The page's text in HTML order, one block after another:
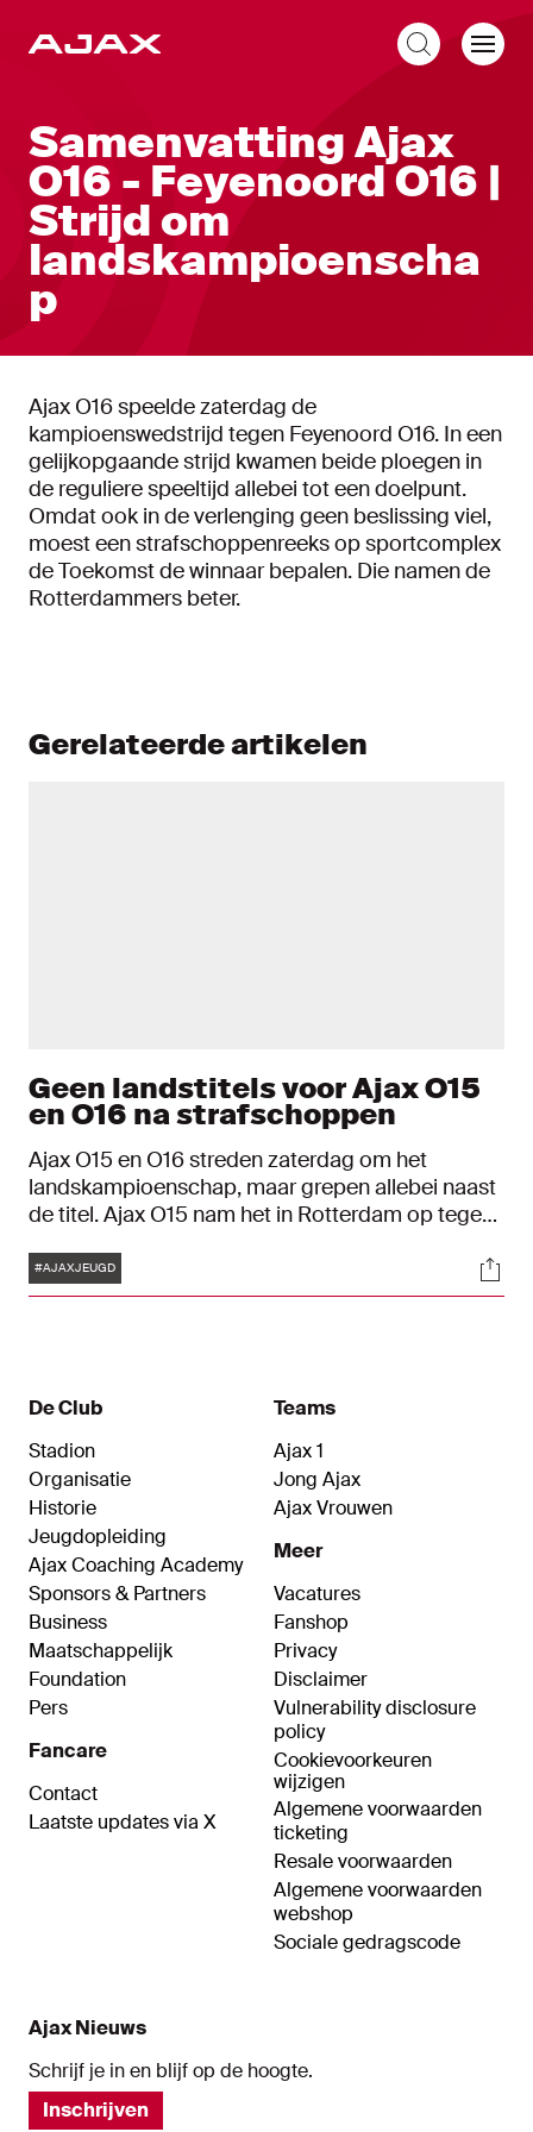
Samenvatting Ajax
O16 - Feyenoord O16 |
Strijd om
landskampioenscha
p
Ajax O16 speelde zaterdag de
kampioenswedstrijd tegen Feyenoord O16. In een
gelijkopgaande strijd kwamen beide ploegen in
de reguliere speeltijd allebei tot een doelpunt.
Omdat ook in de verlenging geen beslissing viel,
moest een strafschoppenreeks op sportcomplex
de Toekomst de winnaar bepalen. Die namen de
Rotterdammers beter.
Gerelateerde artikelen
Geen landstitels voor Ajax O15
en O16 na strafschoppen
Ajax O15 en O16 streden zaterdag om het
landskampioenschap, maar grepen allebei naast
de titel. Ajax O15 nam het in Rotterdam op tegen
O16 op sportcomplex De Toekomst ook
tegenover de Rotterdammers stond. Verder
Tags
#AJAXJEUGD
De Club
Stadion
Organisatie
Historie
Jeugdopleiding
Ajax Coaching Academy
Sponsors & Partners
Business
Maatschappelijk
Foundation
Pers
Fancare
Contact
Laatste updates via X
Teams
Ajax 1
Jong Ajax
Ajax Vrouwen
Meer
Vacatures
Fanshop
Privacy
Disclaimer
Vulnerability disclosure
policy
Cookievoorkeuren
wijzigen
Algemene voorwaarden
ticketing
Resale voorwaarden
Algemene voorwaarden
webshop
Sociale gedragscode
Ajax Nieuws
Schrijf je in en blijf op de hoogte.
Inschrijven